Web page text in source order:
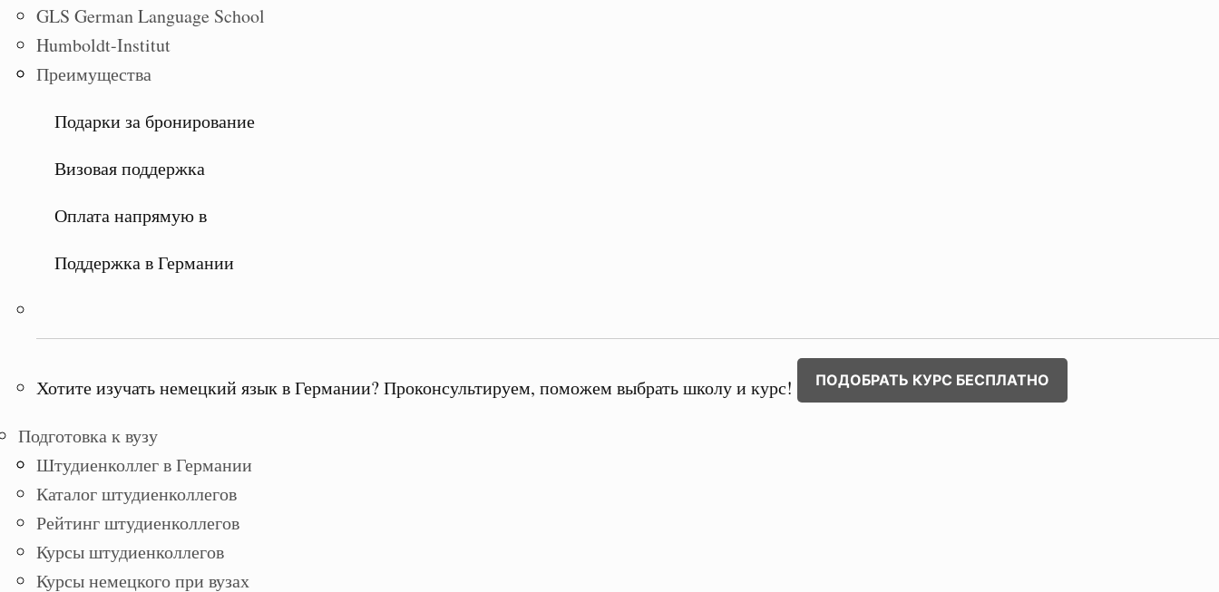
GLS German Language School
Humboldt-Institut
Преимущества
Подарки за бронирование
Визовая поддержка
Оплата напрямую в
Поддержка в Германии
Хотите изучать немецкий язык в Германии? Проконсультируем, поможем выбрать школу и курс! ПОДОБРАТЬ КУРС БЕСПЛАТНО
Подготовка к вузу
Штудиенколлег в Германии
Каталог штудиенколлегов
Рейтинг штудиенколлегов
Курсы штудиенколлегов
Курсы немецкого при вузах